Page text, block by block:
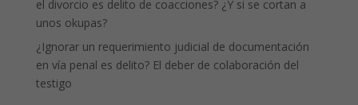
el divorcio es delito de coacciones? ¿Y si se cortan a
unos okupas?
¿Ignorar un requerimiento judicial de documentación
en vía penal es delito? El deber de colaboración del
testigo